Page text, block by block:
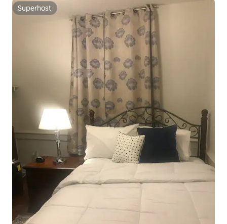
Superhost
Superhost